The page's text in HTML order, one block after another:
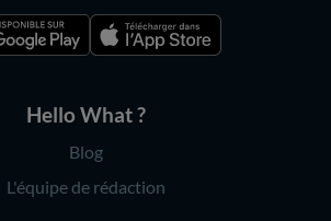
Hello What ?
Blog
L'équipe de rédaction